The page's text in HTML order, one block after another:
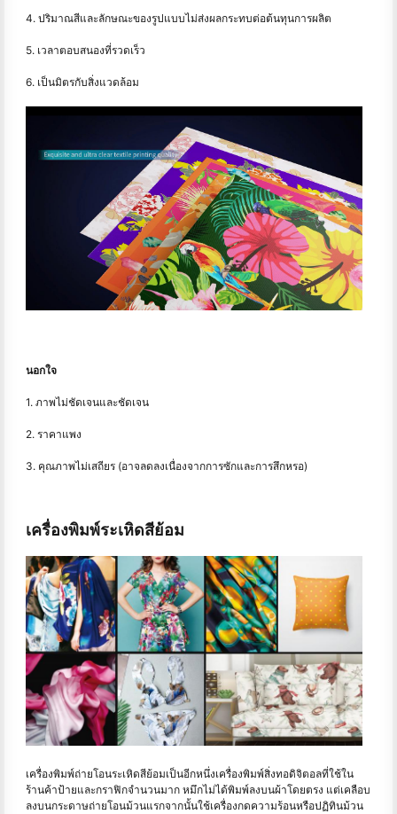
4. ปริมาณสีและลักษณะของรูปแบบไม่ส่งผลกระทบต่อต้นทุนการผลิต
5. เวลาตอบสนองที่รวดเร็ว
6. เป็นมิตรกับสิ่งแวดล้อม
นอกใจ
1. ภาพไม่ชัดเจนและชัดเจน
2. ราคาแพง
3. คุณภาพไม่เสถียร (อาจลดลงเนื่องจากการซักและการสึกหรอ)
เครื่องพิมพ์ระเหิดสีย้อม
เครื่องพิมพ์ถ่ายโอนระเหิดสีย้อมเป็นอีกหนึ่งเครื่องพิมพ์สิ่งทอดิจิตอลที่ใช้ใน
ร้านค้าป้ายและกราฟิกจำนวนมาก หมึกไม่ได้พิมพ์ลงบนผ้าโดยตรง แต่เคลือบ
ลงบนกระดาษถ่ายโอนม้วนแรกจากนั้นใช้เครื่องกดความร้อนหรือปฏิทินม้วน